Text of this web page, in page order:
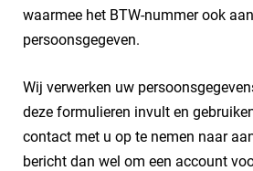
waarmee het BTW-nummer ook
persoonsgegeven.
Wij verwerken uw
deze formulieren invult en
contact met u op te nemen naar
bericht dan wel om een account